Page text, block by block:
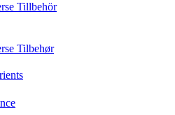
Tillbehör
Tilbehør